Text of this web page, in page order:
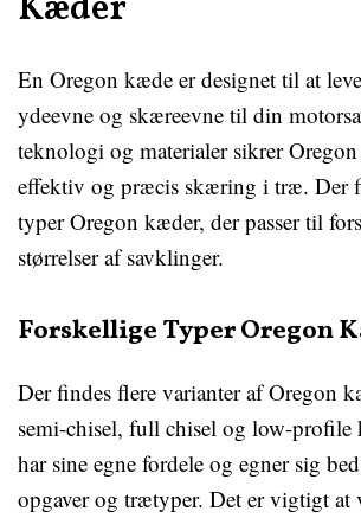
En Oregon kæde er designet til at
ydeevne og skæreevne til din
teknologi og materialer sikrer
effektiv og præcis skæring i træ. Der
typer Oregon kæder, der passer til
størrelser af savklinger.
Forskellige Typer Oregon
Der findes flere varianter af Oregon
semi-chisel, full chisel og low-
har sine egne fordele og egner sig
opgaver og trætyper. Det er vigtigt at